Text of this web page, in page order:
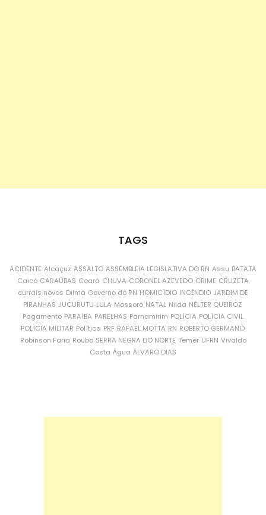
TAGS
ACIDENTE Alcaçuz ASSALTO ASSEMBLEIA LEGISLATIVA DO RN Assu BATATA
Caicó CARAÚBAS Ceará CHUVA CORONEL AZEVEDO CRIME CRUZETA
currais novos Dilma Governo do RN HOMICÍDIO INCÊNDIO JARDIM DE
PIRANHAS JUCURUTU LULA Mossoró NATAL Nilda NÉLTER QUEIROZ
Pagamento PARAÍBA PARELHAS Parnamirim POLÍCIA POLÍCIA CIVIL
POLÍCIA MILITAR Política PRF RAFAEL MOTTA RN ROBERTO GERMANO
Robinson Faria Roubo SERRA NEGRA DO NORTE Temer UFRN Vivaldo
Costa Água ÁLVARO DIAS